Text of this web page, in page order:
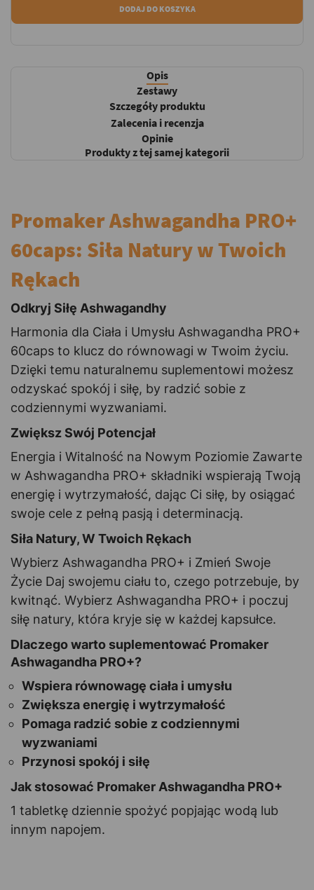
DODAJ DO KOSZYKA
Opis
Zestawy
Szczegóły produktu
Zalecenia i recenzja
Opinie
Produkty z tej samej kategorii
Promaker Ashwagandha PRO+
60caps: Siła Natury w Twoich
Rękach
Odkryj Siłę Ashwagandhy
Harmonia dla Ciała i Umysłu Ashwagandha PRO+
60caps to klucz do równowagi w Twoim życiu.
Dzięki temu naturalnemu suplementowi możesz
odzyskać spokój i siłę, by radzić sobie z
codziennymi wyzwaniami.
Zwiększ Swój Potencjał
Energia i Witalność na Nowym Poziomie Zawarte
w Ashwagandha PRO+ składniki wspierają Twoją
energię i wytrzymałość, dając Ci siłę, by osiągać
swoje cele z pełną pasją i determinacją.
Siła Natury, W Twoich Rękach
Wybierz Ashwagandha PRO+ i Zmień Swoje
Życie Daj swojemu ciału to, czego potrzebuje, by
kwitnąć. Wybierz Ashwagandha PRO+ i poczuj
siłę natury, która kryje się w każdej kapsułce.
Dlaczego warto suplementować Promaker
Ashwagandha PRO+?
Wspiera równowagę ciała i umysłu
Zwiększa energię i wytrzymałość
Pomaga radzić sobie z codziennymi
wyzwaniami
Przynosi spokój i siłę
Jak stosować Promaker Ashwagandha PRO+
1 tabletkę dziennie spożyć popjając wodą lub
innym napojem.